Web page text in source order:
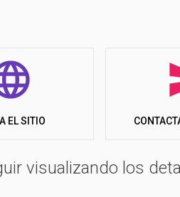
EL SITIO
visualizando los